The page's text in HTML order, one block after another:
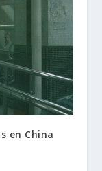
en China